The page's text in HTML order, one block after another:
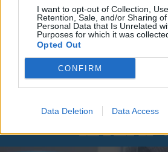
I want to opt-out of Collection, Use,
Retention, Sale, and/or Sharing
Personal Data that Is Unrelated
Purposes for which it was
Opted Out
CONFIRM
Data Deletion Data Access